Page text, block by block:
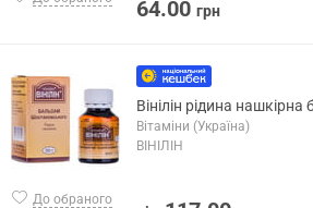
64.00 грн
До обраного
Вінілін рідина нашкірна
Вітаміни (Україна)
ВІНІЛІН